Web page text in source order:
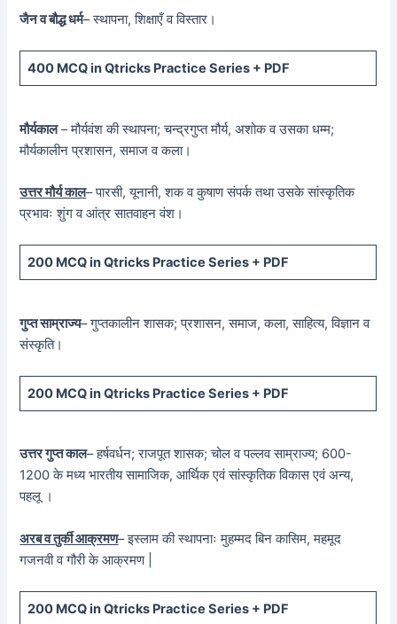
जैन व बौद्ध धर्म– स्थापना, शिक्षाएँ व विस्तार।
400 MCQin Qtricks Practice Series + PDF
मौर्यकाल– मौर्यवंश की स्थापना; चन्द्रगुप्त मौर्य, अशोक व उसका धम्म;
मौर्यकालीन प्रशासन, समाज व कला।
उत्तर मौर्य काल– पारसी, यूनानी, शक व कुषाण संपर्क तथा उसके सांस्कृतिक
प्रभावः शुंग व आंत्र सातवाहन वंश।
200 MCQ in Qtricks Practice Series + PDF
गुप्त साम्राज्य– गुप्तकालीन शासक; प्रशासन, समाज, कला, साहित्य, विज्ञान व
संस्कृति।
200 MCQ in Qtricks Practice Series + PDF
उत्तर गुप्त काल– हर्षवर्धन; राजपूत शासक; चोल व पल्लव साम्राज्य; 600-
1200 के मध्य भारतीय सामाजिक, आर्थिक एवं सांस्कृतिक विकास एवं अन्य,
पहलू ।
अरब व तुर्की आक्रमण– इस्लाम की स्थापनाः मुहम्मद बिन कासिम, महमूद
गजनवी व गौरी के आक्रमण |
200 MCQ in Qtricks Practice Series + PDF